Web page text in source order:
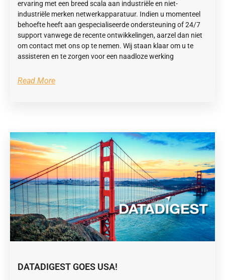
ervaring met een breed scala aan industriële en niet-
industriële merken netwerkapparatuur. Indien u momenteel
behoefte heeft aan gespecialiseerde ondersteuning of 24/7
support vanwege de recente ontwikkelingen, aarzel dan niet
om contact met ons op te nemen. Wij staan klaar om u te
assisteren en te zorgen voor een naadloze werking
Read More
DATADIGEST GOES USA!